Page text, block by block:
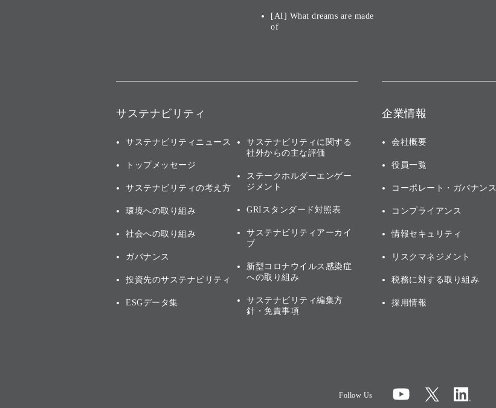
[AI] What dreams are made
of
サステナビリティ
サステナビリティニュース
トップメッセージ
サステナビリティの考え方
環境への取り組み
社会への取り組み
ガバナンス
投資先のサステナビリティ
ESGデータ集
サステナビリティに関する
社外からの主な評価
ステークホルダーエンゲー
ジメント
GRIスタンダード対照表
サステナビリティアーカイ
ブ
新型コロナウイルス感染症
への取り組み
サステナビリティ編集方
針・免責事項
企業情報
会社概要
役員一覧
コーポレート・ガバナンス
コンプライアンス
情報セキュリティ
リスクマネジメント
税務に対する取り組み
採用情報
Follow Us